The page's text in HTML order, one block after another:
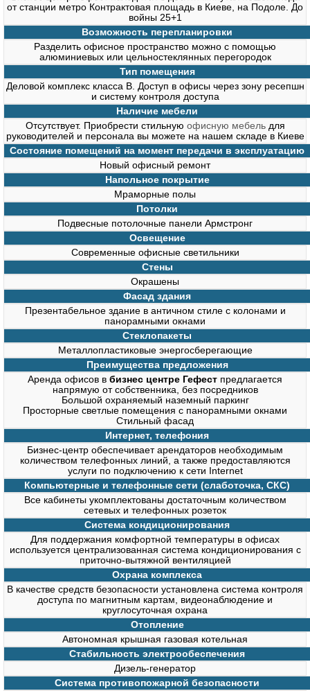
от станции метро Контрактовая площадь в Киеве, на Подоле. До
войны 25+1
Возможность перепланировки
Разделить офисное пространство можно с помощью
алюминиевых или цельностеклянных перегородок
Тип помещения
Деловой комплекс класса В. Доступ в офисы через зону ресепшн
и систему контроля доступа
Наличие мебели
Отсутствует. Приобрести стильную офисную мебельдля
руководителей и персонала вы можете на нашем складе в Киеве
Состояние помещений на момент передачи в эксплуатацию
Новый офисный ремонт
Напольное покрытие
Мраморные полы
Потолки
Подвесные потолочные панели Армстронг
Освещение
Современные офисные светильники
Стены
Окрашены
Фасад здания
Презентабельное здание в античном стиле с колонами и
панорамными окнами
Стеклопакеты
Металлопластиковые энергосберегающие
Преимущества предложения
Аренда офисов в бизнес центре Гефест предлагается
напрямую от собственника, без посредников
Большой охраняемый наземный паркинг
Просторные светлые помещения с панорамными окнами
Стильный фасад
Интернет, телефония
Бизнес-центр обеспечивает арендаторов необходимым
количеством телефонных линий, а также предоставляются
услуги по подключению к сети Internet
Компьютерные и телефонные сети (слаботочка, СКС)
Все кабинеты укомплектованы достаточным количеством
сетевых и телефонных розеток
Система кондиционирования
Для поддержания комфортной температуры в офисах
используется централизованная система кондиционирования с
приточно-вытяжной вентиляцией
Охрана комплекса
В качестве средств безопасности установлена система контроля
доступа по магнитным картам, видеонаблюдение и
круглосуточная охрана
Отопление
Автономная крышная газовая котельная
Стабильность электрообеспечения
Дизель-генератор
Система противопожарной безопасности